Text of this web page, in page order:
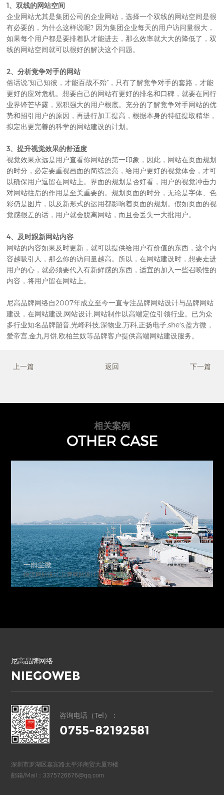
1、双线的网站空间
企业网站尤其是集团公司的企业网站，选择一个双线的网站空间是很
有必要的，为什么这样说呢? 因为集团企业每天的用户访问量很大，
如果每个用户都是要排着队才能进去，那么效率就大大的降低了，双
线的网站空间就可以很好的解决这个问题。
2、分析竞争对手的网站
俗话说“知己知彼，才能百战不殆”，只有了解竞争对手的套路，才能
更好的应对危机。想要自己的网站有更好的排名和口碑，就要在同行
业界锋芒毕露，累积强大的用户根底。充分的了解竞争对手网站的优
势和招引用户的原因，再进行加工提高，根据本身的特征提取精华，
拟定出更完善的科学的网站建设的计划。
3、提升视觉效果的舒适度
视觉效果永远是用户查看你网站的第一印象，因此，网站在页面规划
的时分，必定要重视画面的简练漂亮，给用户更好的视觉体会，才可
以确保用户逗留在网站上。界面的规划是否好看，用户的视觉冲击力
对网站往后的作用是至关重要的。规划页面的时分，无论是字体、色
彩仍是图片，以及新形式的运用都影响着页面的规划。假如页面的视
觉感很差的话，用户就会脱离网站，而且会丢失一大批用户。
4、及时跟新网站内容
网站的内容如果及时更新，就可以提供给用户有价值的东西，这个内
容越吸引人，那么你的访问量越高。所以，在网站建设时，想要走进
用户的心，就必须要代入有新鲜感的东西，适宜的加入一些召唤性的
内容，将用户留在网站上。
尼高品牌网络自2007年成立至今一直专注品牌网站设计与品牌网站
建设 ，在网站建设,网站设计,网站制作以高端定位引领行业。已为众
多行业知名品牌韶音,光峰科技,深物业,万科,正扬电子,she's,盈方微，
爱帝宫,金九月饼,欧柏兰奴等品牌客户提供高端网站建设服务。
上一篇 下一篇
返回
相关案例
OTHER CASE
一雨尘微
物流网站设计,品牌网站设计,响应式网站设计
尼高品牌网络
NIEGOWEB
咨询电话（Tel）：
0755-82192581
深圳市罗湖区嘉宾路太平洋商贸大厦19楼
邮箱/Mail： 3375726676@qq.com